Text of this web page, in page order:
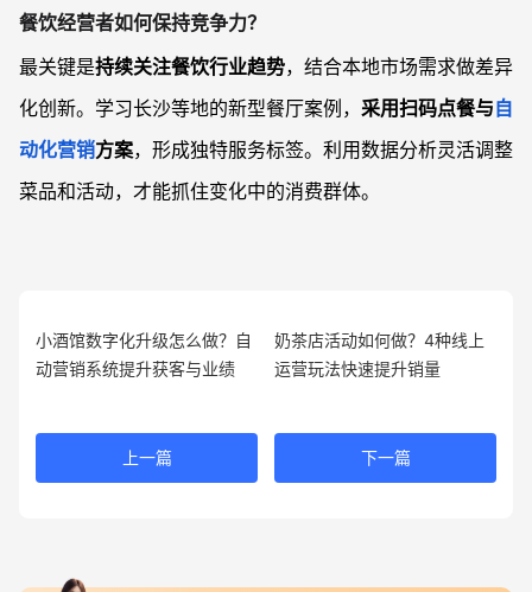
餐饮经营者如何保持竞争力？
最关键是持续关注餐饮行业趋势，结合本地市场需求做差异
化创新。学习长沙等地的新型餐厅案例， 采用扫码点餐与自
动化营销方案，形成独特服务标签。利用数据分析灵活调整
菜品和活动，才能抓住变化中的消费群体。
小酒馆数字化升级怎么做？自
动营销系统提升获客与业绩
上一篇
奶茶店活动如何做？4种线上
运营玩法快速提升销量
下一篇